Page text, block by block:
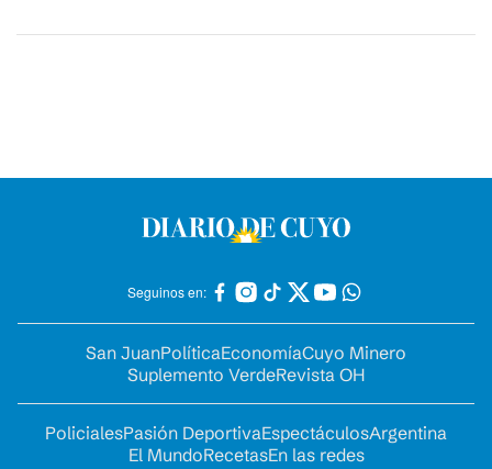
Seguinos en:
San JuanPolíticaEconomíaCuyo Minero
Suplemento VerdeRevista OH
PolicialesPasión DeportivaEspectáculosArgentina
El MundoRecetasEn las redes